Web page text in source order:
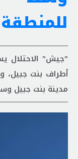
للمنطقة
"جيش" الاحتلال
أطراف بنت جبيل،
مدينة بنت جبيل